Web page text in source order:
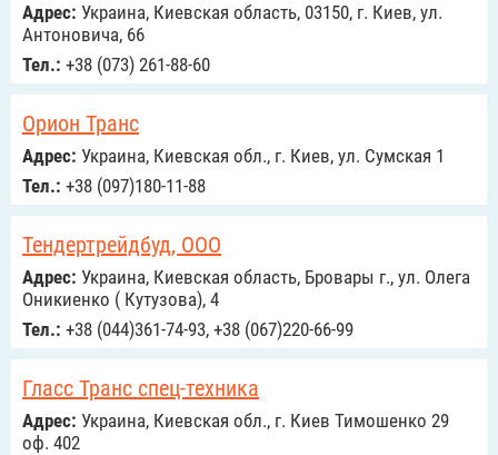
Адрес: Украина, Киевская область, 03150, г. Киев, ул.
Антоновича, 66
Тел.: +38 (073) 261-88-60
Орион Транс
Адрес: Украина, Киевская обл., г. Киев, ул. Сумская 1
Тел.: +38 (097)180-11-88
Тендертрейдбуд, ООО
Адрес: Украина, Киевская область, Бровары г., ул. Олега
Оникиенко ( Кутузова), 4
Тел.: +38 (044)361-74-93, +38 (067)220-66-99
Гласс Транс спец-техника
Адрес: Украина, Киевская обл., г. Киев Тимошенко 29
оф. 402